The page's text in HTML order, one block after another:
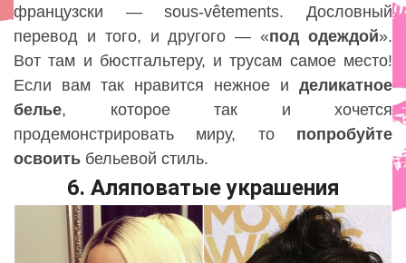
французски — sous-vêtements. Дословный
перевод и того, и другого — «под одеждой».
Вот там и бюстгальтеру, и трусам самое место!
Если вам так нравится нежное и деликатное
белье, которое так и хочется
продемонстрировать миру, то попробуйте
освоить бельевой стиль.
6. Аляповатые украшения